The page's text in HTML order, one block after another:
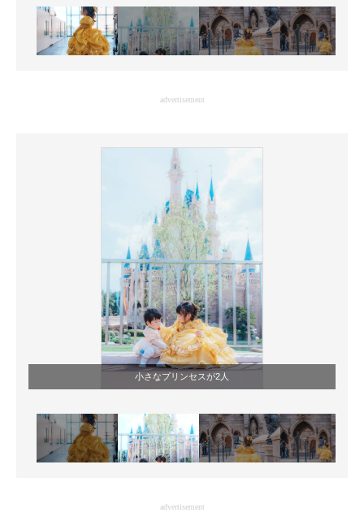
マーケ×ITの今がよく分かる
ITエンジニア向け専門サイト
エレクトロニクス専門サイト
電子設計の基本と応用
エネルギーの専門メディア
建設×テクノロジーの最前線
ちょっと気になるネットの話題
advertisement
小さなプリンセスが2人
advertisement